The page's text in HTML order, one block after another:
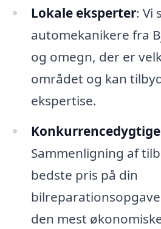
Lokale eksperter: Vi
automekanikere fra
og omegn, der er
området og kan
ekspertise.
Sammenligning af
bedste pris på din
den mest